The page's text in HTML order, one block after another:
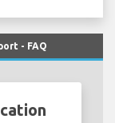
- FAQ